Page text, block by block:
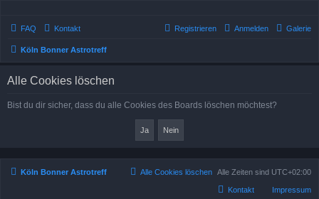
Galerie
FAQ Kontakt Anmelden
Registrieren
Köln Bonner Astrotreff
Alle Cookies löschen
Bist du dir sicher, dass du alle Cookies des Boards löschen möchtest?
Köln Bonner Astrotreff Alle Zeiten sind UTC+02:00
Alle Cookies löschen
Impressum
Kontakt